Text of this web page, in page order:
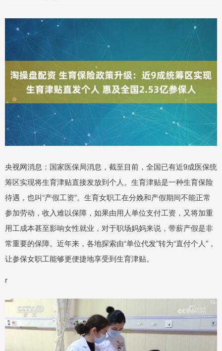
央视网消息：国家医保局消息，截至目前，全国已有近9成医保统
筹区实现将生育津贴直接发放到个人。生育津贴是一种生育保险
待遇，也叫“产假工资”。生育女职工在分娩和产假期间不能正常
参加劳动，收入难以保障，如果由用人单位支付工资，又将加重
用工成本甚至影响女性就业，对于职场妈妈来说，带薪产假是非
常重要的保障。近年来，各地探索由“单位代发”转为“直付个人”，
让参保女职工能够更便捷地享受到生育津贴。
r